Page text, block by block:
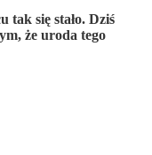
tak się stało. Dziś
że uroda tego